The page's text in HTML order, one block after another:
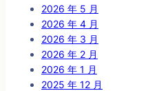
2026 年 5 月
2026 年 4 月
2026 年 3 月
2026 年 2 月
2026 年 1 月
2025 年 12 月